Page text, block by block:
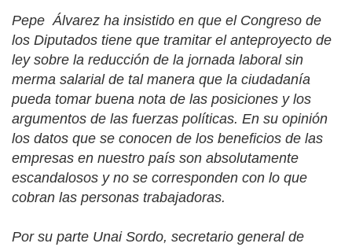
Pepe Álvarez ha insistido en que el Congreso de
los Diputados tiene que tramitar el anteproyecto de
ley sobre la reducción de la jornada laboral sin
merma salarial de tal manera que la ciudadanía
pueda tomar buena nota de las posiciones y los
argumentos de las fuerzas políticas. En su opinión
los datos que se conocen de los beneficios de las
empresas en nuestro país son absolutamente
escandalosos y no se corresponden con lo que
cobran las personas trabajadoras.
Por su parte Unai Sordo, secretario general de